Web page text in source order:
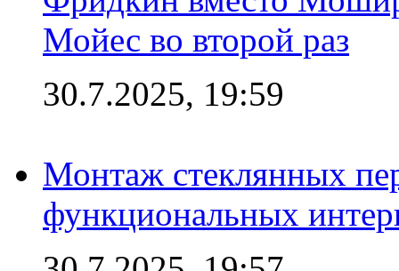
Мойес во второй раз
30.7.2025, 19:59
Монтаж стеклянных
функциональных